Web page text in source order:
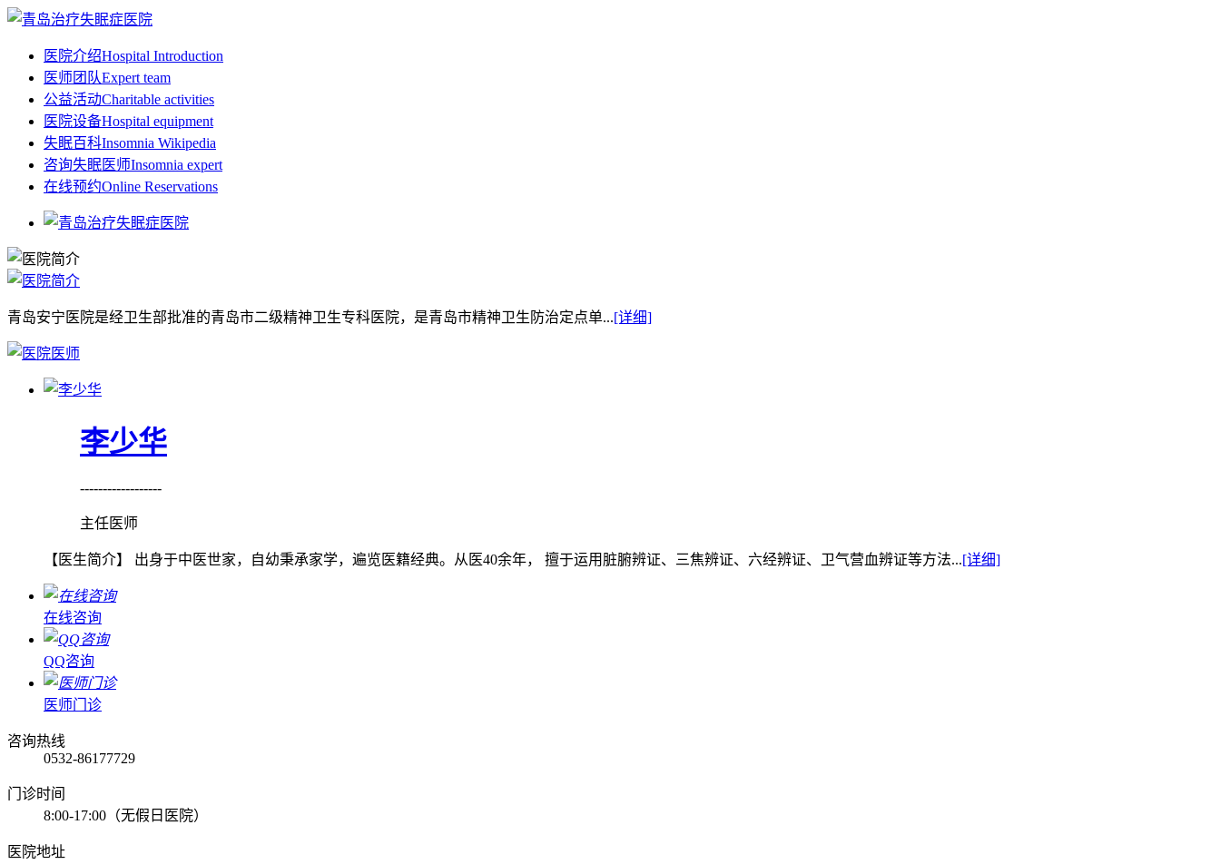
医院介绍Hospital Introduction
医师团队Expert team
公益活动Charitable activities
医院设备Hospital equipment
失眠百科Insomnia Wikipedia
咨询失眠医师Insomnia expert
在线预约Online Reservations
青岛安宁医院是经卫生部批准的青岛市二级精神卫生专科医院，是青岛市精神卫生防治定点单...[详细]
李少华
------------------
主任医师
【医生简介】 出身于中医世家，自幼秉承家学，遍览医籍经典。从医40余年， 擅于运用脏腑辨证、三焦辨证、六经辨证、卫气营血辨证等方法...[详细]
在线咨询
QQ咨询
医师门诊
咨询热线
0532-86177729
门诊时间
8:00-17:00（无假日医院）
医院地址